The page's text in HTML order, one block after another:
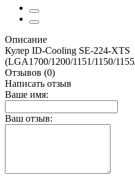
Описание
Кулер ID-Cooling SE-224-XTS
(LGA1700/1200/1151/1150/
Отзывов (0)
Написать отзыв
Ваше имя:
Ваш отзыв: